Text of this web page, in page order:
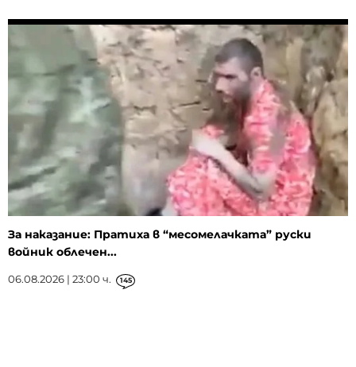
За наказание: Пратиха в “месомелачката” руски
войник облечен...
06.08.2026 | 23:00 ч. 145